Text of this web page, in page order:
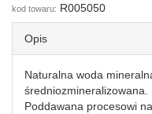
kod towaru: R005050
Opis
Naturalna woda
średniozmineralizowana.
Poddawana procesowi